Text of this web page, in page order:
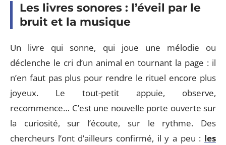
Les livres sonores : l’éveil par le
bruit et la musique
Un livre qui sonne, qui joue une mélodie ou
déclenche le cri d’un animal en tournant la page : il
n’en faut pas plus pour rendre le rituel encore plus
joyeux. Le tout-petit appuie, observe,
recommence… C’est une nouvelle porte ouverte sur
la curiosité, sur l’écoute, sur le rythme. Des
chercheurs l’ont d’ailleurs confirmé, il y a peu : les